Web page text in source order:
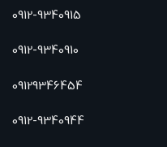
0912-9340915
0912-9340910
09129346454
0912-9340944